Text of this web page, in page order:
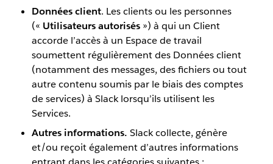
Données client. Les clients ou les personnes
(« Utilisateurs autorisés») à qui un Client
accorde l’accès à un Espace de travail
soumettent régulièrement des Données client
(notamment des messages, des fichiers ou tout
autre contenu soumis par le biais des comptes
de services) à Slack lorsqu’ils utilisent les
Services.
Autres informations. Slack collecte, génère
et/ou reçoit également d’autres informations